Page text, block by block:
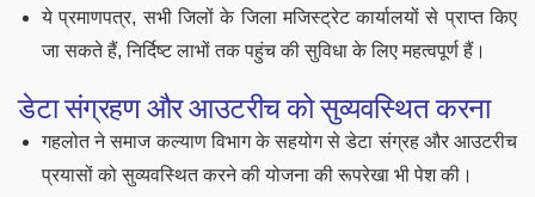
ये प्रमाणपत्र, सभी जिलों के जिला मजिस्ट्रेट कार्यालयों से प्राप्त किए
जा सकते हैं, निर्दिष्ट लाभों तक पहुंच की सुविधा के लिए महत्वपूर्ण हैं।
डेटा संग्रहण और आउटरीच को सुव्यवस्थित करना
गहलोत ने समाज कल्याण विभाग के सहयोग से डेटा संग्रह और आउटरीच
प्रयासों को सुव्यवस्थित करने की योजना की रूपरेखा भी पेश की।